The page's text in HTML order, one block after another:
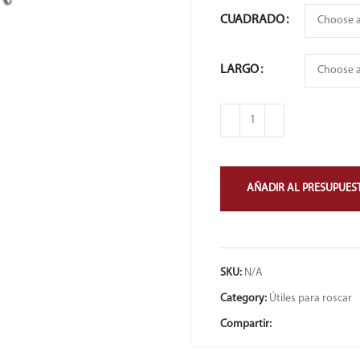
CUADRADO
LARGO
AÑADIR AL
SKU: N/A
Category: Útiles para roscar
Compartir: